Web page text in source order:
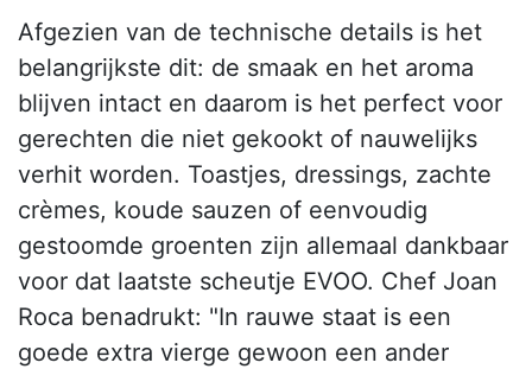
Afgezien van de technische details is het
belangrijkste dit: de smaak en het aroma
blijven intact en daarom is het perfect voor
gerechten die niet gekookt of nauwelijks
verhit worden. Toastjes, dressings, zachte
crèmes, koude sauzen of eenvoudig
gestoomde groenten zijn allemaal dankbaar
voor dat laatste scheutje EVOO. Chef Joan
Roca benadrukt: "In rauwe staat is een
goede extra vierge gewoon een ander